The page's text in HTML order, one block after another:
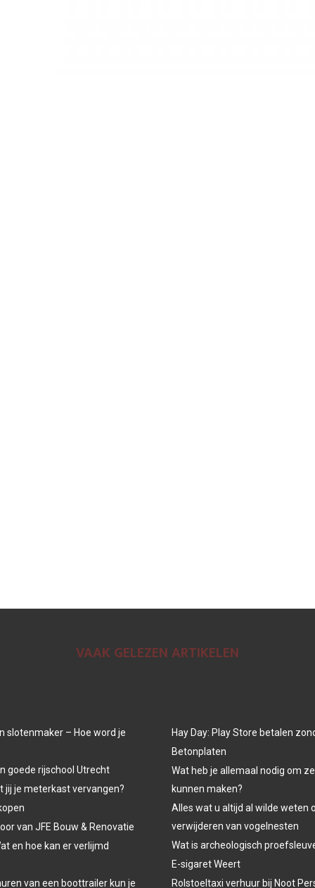
VAAK GELEZEN ARTIKELEN
slotenmaker – Hoe word je
goede rijschool Utrecht
jij je meterkast vervangen?
van JFE Bouw & Renovatie
en hoe kan er verlijmd
van een boottrailer kun je
Hay Day: Play Store betalen
Betonplaten
Wat heb je allemaal nodig om
kunnen maken?
Alles wat u altijd al wilde weten
verwijderen van vogelnesten
Wat is archeologisch
E-sigaret Weert
Rolstoeltaxi verhuur bij Noot